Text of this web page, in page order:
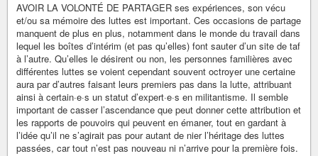
AVOIR LA VOLONTÉ DE PARTAGER ses expériences, son vécu
et/ou sa mémoire des luttes est important. Ces occasions de partage
manquent de plus en plus, notamment dans le monde du travail dans
lequel les boîtes d’intérim (et pas qu’elles) font sauter d’un site de taf
à l’autre. Qu’elles le désirent ou non, les personnes familières avec
différentes luttes se voient cependant souvent octroyer une certaine
aura par d’autres faisant leurs premiers pas dans la lutte, attribuant
ainsi à certain·e·s un statut d’expert·e·s en militantisme. Il semble
important de casser l’ascendance que peut donner cette attribution et
les rapports de pouvoirs qui peuvent en émaner, tout en gardant à
l’idée qu’il ne s’agirait pas pour autant de nier l’héritage des luttes
passées, car tout n’est pas nouveau ni n’arrive pour la première fois.